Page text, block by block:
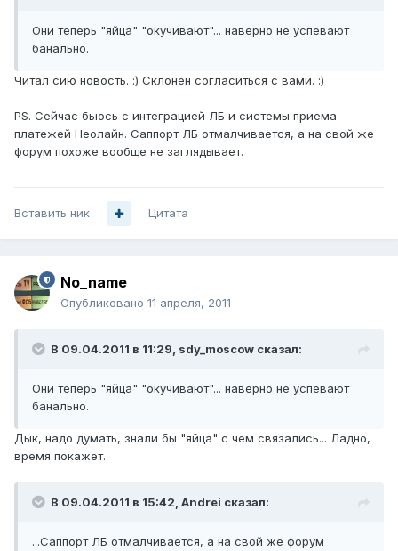
Они теперь "яйца" "окучивают"... наверно не успевают
банально.
Читал сию новость. :) Склонен согласиться с вами. :)
PS. Сейчас бьюсь с интеграцией ЛБ и системы приема
платежей Неолайн. Саппорт ЛБ отмалчивается, а на свой же
форум похоже вообще не заглядывает.
Вставить ник Цитата
No_name
Опубликовано 11 апреля, 2011
В 09.04.2011 в 11:29, sdy_moscow сказал:
Они теперь "яйца" "окучивают"... наверно не успевают
банально.
Дык, надо думать, знали бы "яйца" с чем связались... Ладно,
время покажет.
В 09.04.2011 в 15:42, Andrei сказал:
...Саппорт ЛБ отмалчивается, а на свой же форум